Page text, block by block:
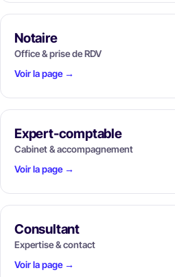
Notaire
Office & prise de RDV
Voir la page →
Expert-comptable
Cabinet & accompagnement
Voir la page →
Consultant
Expertise & contact
Voir la page →